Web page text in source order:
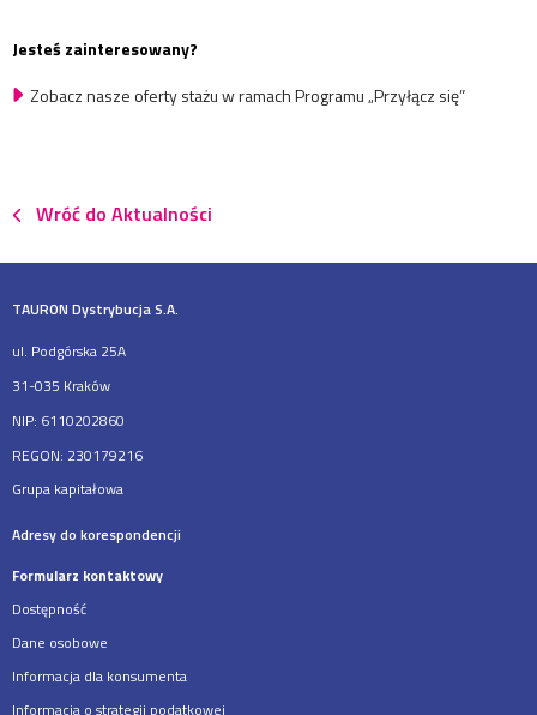
Jesteś zainteresowany?
Zobacz nasze oferty stażu w ramach Programu „Przyłącz się”
Wróć do Aktualności
TAURON Dystrybucja S.A.
ul. Podgórska 25A
31-035 Kraków
NIP: 6110202860
REGON: 230179216
Grupa kapitałowa
Adresy do korespondencji
Formularz kontaktowy
Dostępność
Dane osobowe
Informacja dla konsumenta
Informacja o strategii podatkowej